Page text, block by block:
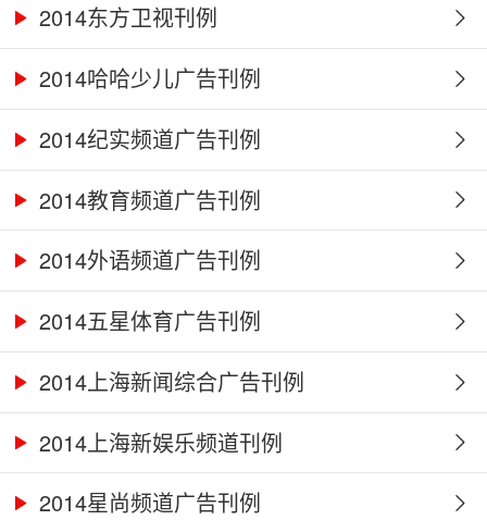
2014东方卫视刊例
2014哈哈少儿广告刊例
2014纪实频道广告刊例
2014教育频道广告刊例
2014外语频道广告刊例
2014五星体育广告刊例
2014上海新闻综合广告刊例
2014上海新娱乐频道刊例
2014星尚频道广告刊例